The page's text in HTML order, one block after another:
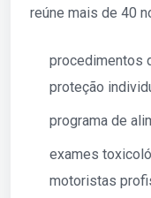
reúne mais de 40
procedimentos
proteção
programa de
exames
motoristas